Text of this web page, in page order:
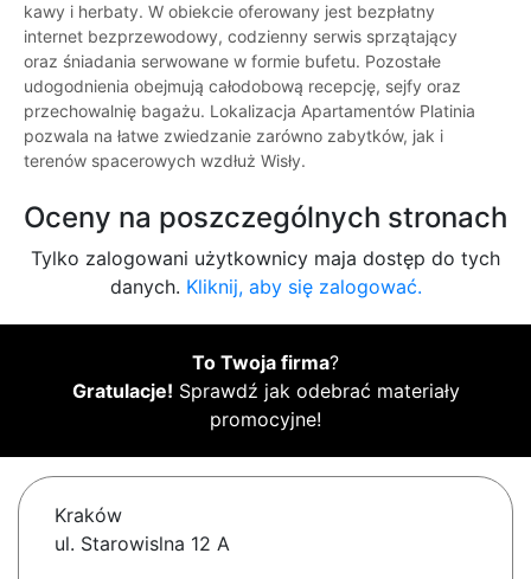
kawy i herbaty. W obiekcie oferowany jest bezpłatny
internet bezprzewodowy, codzienny serwis sprzątający
oraz śniadania serwowane w formie bufetu. Pozostałe
udogodnienia obejmują całodobową recepcję, sejfy oraz
przechowalnię bagażu. Lokalizacja Apartamentów Platinia
pozwala na łatwe zwiedzanie zarówno zabytków, jak i
terenów spacerowych wzdłuż Wisły.
Oceny na poszczególnych stronach
Tylko zalogowani użytkownicy maja dostęp do tych
danych. Kliknij, aby się zalogować.
To Twoja firma?
Gratulacje! Sprawdź jak odebrać materiały
promocyjne!
Kraków
ul. Starowislna 12 A